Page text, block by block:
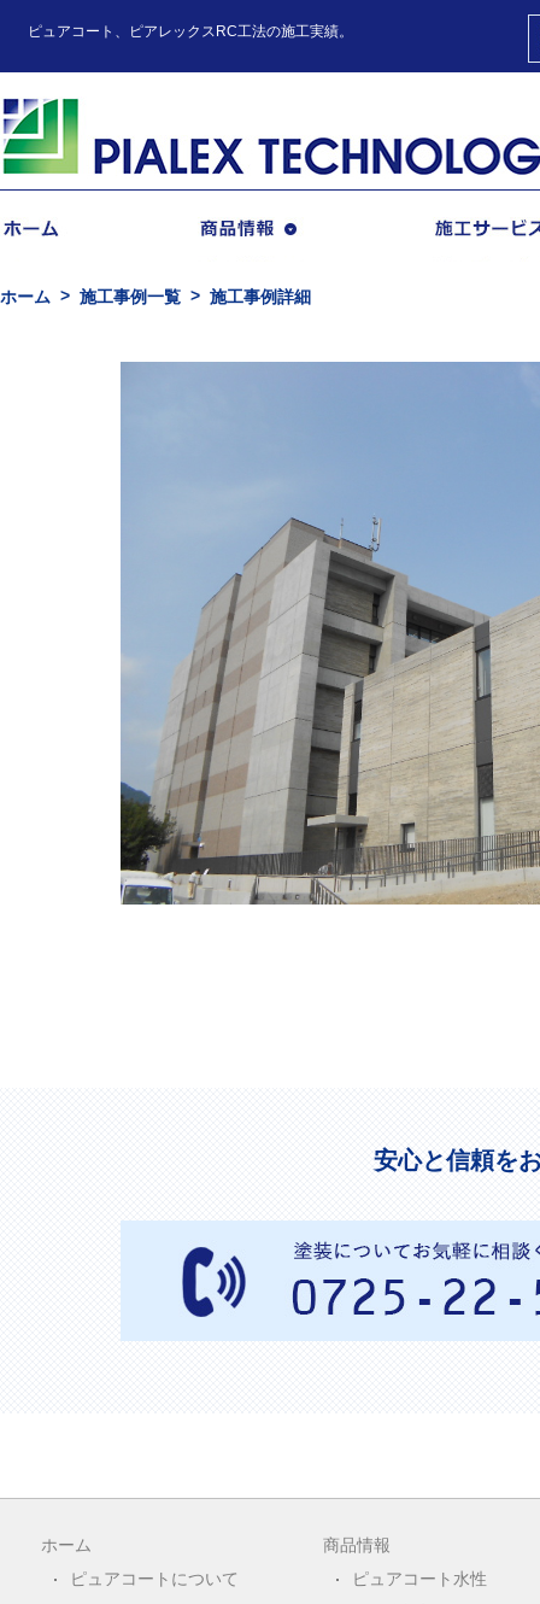
ピュアコート、ピアレックスRC工法の施工実績。
ホーム 施工事例一覧 施工事例詳細
安心と信頼を
ホーム
ピュアコートについて
商品情報
ピュアコート水性